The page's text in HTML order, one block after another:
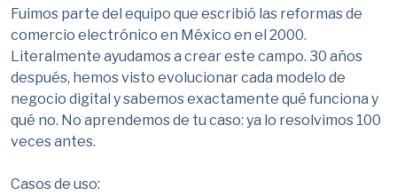
Fuimos parte del equipo que escribió las reformas de
comercio electrónico en México en el 2000.
Literalmente ayudamos a crear este campo. 30 años
después, hemos visto evolucionar cada modelo de
negocio digital y sabemos exactamente qué funciona y
qué no. No aprendemos de tu caso: ya lo resolvimos 100
veces antes.
Casos de uso: